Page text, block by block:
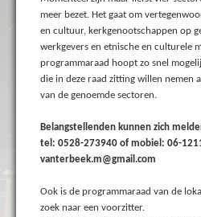
meer bezet. Het gaat om
en cultuur, kerkgenootschappen op
werkgevers en etnische en culturele
programmaraad hoopt zo snel
die in deze raad zitting willen nemen
van de genoemde sectoren.
Belangstellenden kunnen zich
tel: 0528-273940 of mobiel: 06-
vanterbeek.m@gmail.com
Ook is de programmaraad van de
zoek naar een voorzitter.